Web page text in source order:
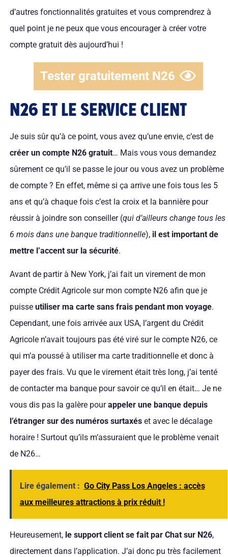
d’autres fonctionnalités gratuites et vous comprendrez à
quel point je ne peux que vous encourager à créer votre
compte gratuit dès aujourd’hui !
Tester gratuitement N26
N26 ET LE SERVICE CLIENT
Je suis sûr qu’à ce point, vous avez qu’une envie, c’est de
créer un compte N26 gratuit… Mais vous vous demandez
sûrement ce qu’il se passe le jour ou vous avez un problème
de compte ? En effet, même si ça arrive une fois tous les 5
ans et qu’à chaque fois c’est la croix et la bannière pour
réussir à joindre son conseiller (qui d’ailleurs change tous les
6 mois dans une banque traditionnelle), il est important de
mettre l’accent sur la sécurité.
Avant de partir à New York, j’ai fait un virement de mon
compte Crédit Agricole sur mon compte N26 afin que je
puisse utiliser ma carte sans frais pendant mon voyage.
Cependant, une fois arrivée aux USA, l’argent du Crédit
Agricole n’avait toujours pas été viré sur le compte N26, ce
qui m’a poussé à utiliser ma carte traditionnelle et donc à
payer des frais. Vu que le virement était très long, j’ai tenté
de contacter ma banque pour savoir ce qu’il en était… Je ne
vous dis pas la galère pourappeler une banque depuis
l’étranger sur des numéros surtaxéset avec le décalage
horaire ! Surtout qu’ils m’assuraient que le problème venait
de N26…
Lire également : Go City Pass Los Angeles : accès
aux meilleures attractions à prix réduit !
Heureusement, le support client se fait par Chat sur N26,
directement dans l’application. J’ai donc pu très facilement